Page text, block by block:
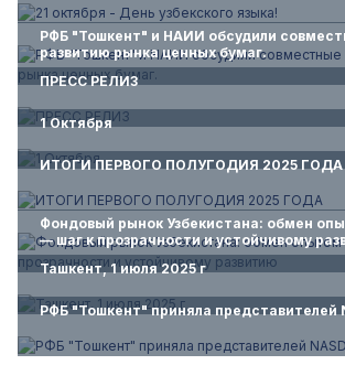
РФБ "Тошкент" и НАИИ обсудили
развитию рынка ценных бумаг.
ПРЕСС РЕЛИЗ
1 Октября
ИТОГИ ПЕРВОГО ПОЛУГОДИЯ 2025 ГОДА
Фондовый рынок Узбекистана: обмен
— шаг к прозрачности и устойчивому
Ташкент, 1 июля 2025 г
РФБ "Тошкент" приняла представителей